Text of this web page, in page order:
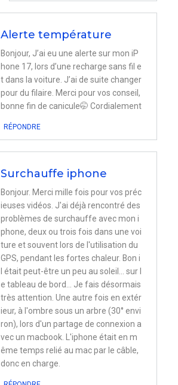
Alerte température
Bonjour, J’ai eu une alerte sur mon iP
hone 17, lors d’une recharge sans fil e
t dans la voiture. J’ai de suite changer
pour du filaire. Merci pour vos conseil,
bonne fin de canicule🤭 Cordialement
RÉPONDRE
Surchauffe iphone
Bonjour. Merci mille fois pour vos préc
ieuses vidéos. J'ai déjà rencontré des
problèmes de surchauffe avec mon i
phone, deux ou trois fois dans une voi
ture et souvent lors de l'utilisation du
GPS, pendant les fortes chaleur. Bon i
l était peut-être un peu au soleil… sur l
e tableau de bord… Je fais désormais
très attention. Une autre fois en extér
ieur, à l'ombre sous un arbre (30° envi
ron), lors d'un partage de connexion a
vec un macbook. L'iphone était en m
ême temps relié au mac par le câble,
donc en charge.